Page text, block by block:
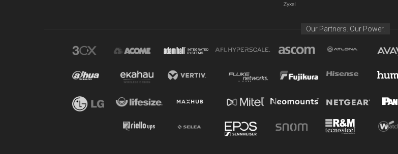
Zyxel